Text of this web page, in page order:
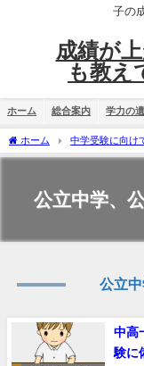
子の
成績が
も教え
ホーム 総合案内 学力の
ホーム 中学受験に向け
公立中学、
公立
中高
験に